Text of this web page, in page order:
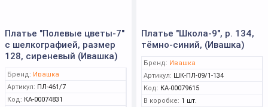
Платье "Полевые цветы-7"
с шелкографией, размер
128, сиреневый (Ивашка)
Бренд: Ивашка
Артикул: ПЛ-461/7
Код: КА-00074831
Платье "Школа-9", р. 134,
тёмно-синий, (Ивашка)
Бренд: Ивашка
Артикул: ШК-ПЛ-09/1-134
Код: КА-00079615
В коробке: 1 шт.